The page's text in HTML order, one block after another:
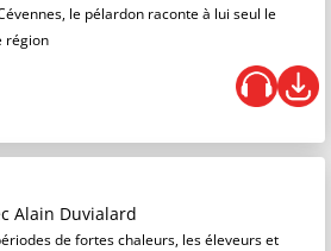
le pélardon raconte à lui seul le
région
Alain Duvialard
de fortes chaleurs, les éleveurs et